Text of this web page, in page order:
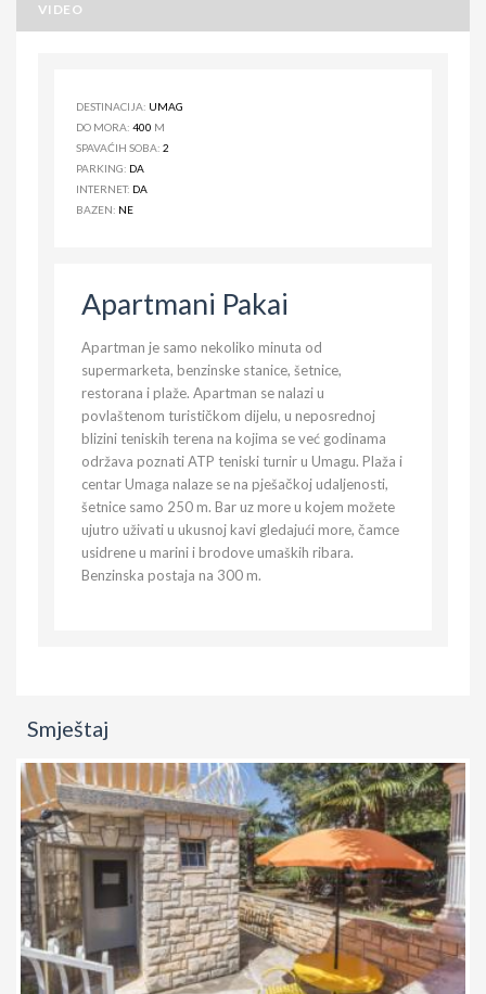
VIDEO
DESTINACIJA: UMAG
DO MORA: 400 M
SPAVAĆIH SOBA: 2
PARKING: DA
INTERNET: DA
BAZEN: NE
Apartmani Pakai
Apartman je samo nekoliko minuta od
supermarketa, benzinske stanice, šetnice,
restorana i plaže. Apartman se nalazi u
povlaštenom turističkom dijelu, u neposrednoj
blizini teniskih terena na kojima se već godinama
održava poznati ATP teniski turnir u Umagu. Plaža i
centar Umaga nalaze se na pješačkoj udaljenosti,
šetnice samo 250 m. Bar uz more u kojem možete
ujutro uživati u ukusnoj kavi gledajući more, čamce
usidrene u marini i brodove umaških ribara.
Benzinska postaja na 300 m.
Smještaj